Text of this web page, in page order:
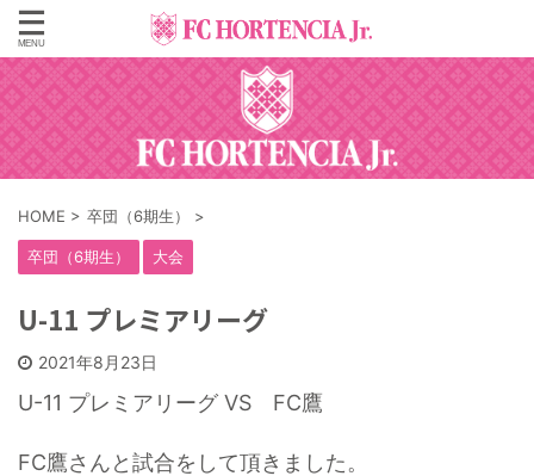
HOME > 卒団（6期生） >
卒団（6期生） 大会
U-11 プレミアリーグ
2021年8月23日
U-11 プレミアリーグ VS FC鷹
FC鷹さんと試合をして頂きました。